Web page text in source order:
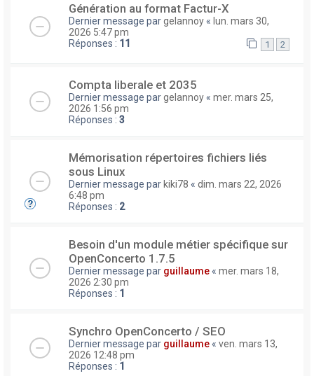
Génération au format Factur-X
Dernier message pargelannoy « lun. mars 30,
2026 5:47 pm
Réponses : 11 1 2
Compta liberale et 2035
Dernier message pargelannoy « mer. mars 25,
2026 1:56 pm
Réponses : 3
Mémorisation répertoires fichiers liés
sous Linux
Dernier message par kiki78 « dim. mars 22, 2026
6:48 pm
Réponses : 2
Besoin d'un module métier spécifique sur
OpenConcerto 1.7.5
Dernier message par guillaume « mer. mars 18,
2026 2:30 pm
Réponses : 1
Synchro OpenConcerto / SEO
Dernier message par guillaume « ven. mars 13,
2026 12:48 pm
Réponses : 1